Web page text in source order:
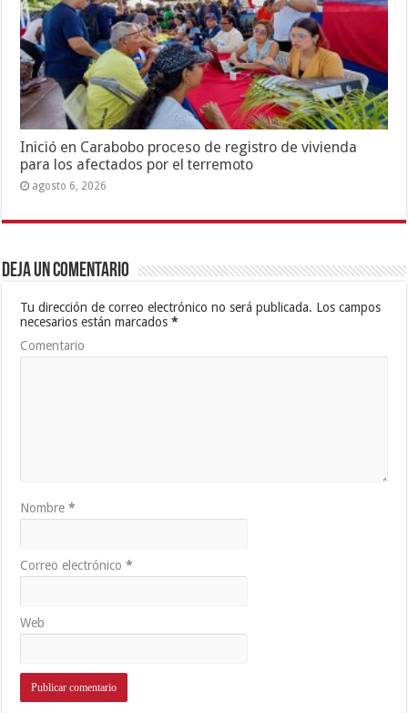
Inició en Carabobo proceso de registro de vivienda
para los afectados por el terremoto
agosto 6, 2026
Deja un comentario
Tu dirección de correo electrónico no será publicada. Los campos
necesarios están marcados*
Comentario
Nombre*
Correo electrónico*
Web